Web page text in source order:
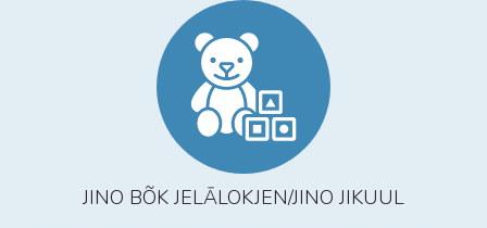
JINO BÕK JELĀLOKJEN/JINO JIKUUL